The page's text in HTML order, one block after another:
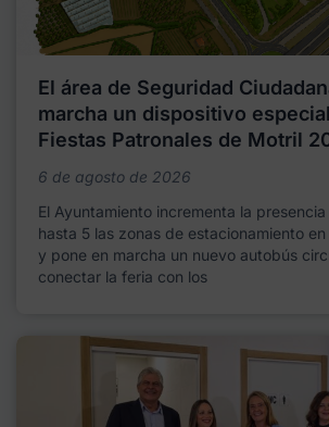
El área de Seguridad
marcha un dispositivo
Fiestas Patronales de Motril
6 de agosto de 2026
El Ayuntamiento incrementa la
hasta 5 las zonas de estacionamiento en
y pone en marcha un nuevo autobús
conectar la feria con los